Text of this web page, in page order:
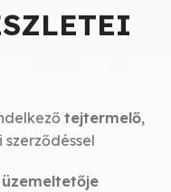
tejtermelő,